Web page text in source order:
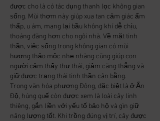
được cho là có tác dụng thanh lọc không gian
sống. Mùi thơm này giúp xua tan cảm giác ẩm
thấp, u ám, mang lại bầu không khí dễ chịu,
thoáng đãng hơn cho ngôi nhà. Về mặt tinh
thần, việc sống trong không gian có mùi
hương thảo mộc nhẹ nhàng cũng giúp con
người cảm thấy thư thái, giảm căng thẳng và
giữ được trạng thái tinh thần cân bằng.
Trong văn hóa phương Đông, đặc biệt là ở Ấn
Độ, húng quế còn được xem là loài cây linh
thiêng, gắn liền với yếu tố bảo hộ và gìn giữ
năng lượng tốt. Khi trồng đúng vị trí, cây được